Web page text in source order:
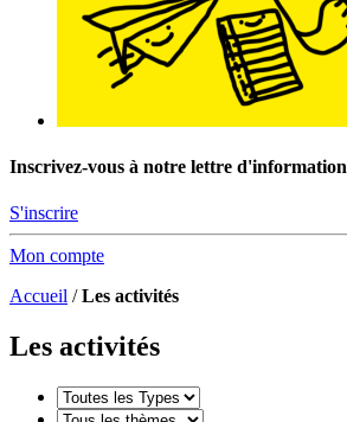
Inscrivez-vous à notre lettre d'information
S'inscrire
Mon compte
Accueil /Les activités
Les activités